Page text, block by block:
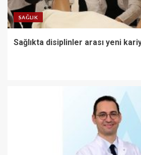
SAĞLIK
Sağlıkta disiplinler arası yeni